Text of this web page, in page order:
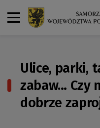
Ulice, parki,
zabaw… Czy
dobrze